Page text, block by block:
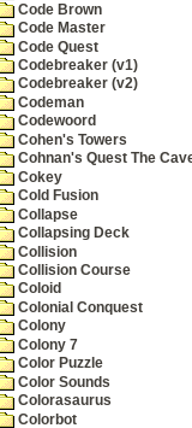
Code Brown
Code Master
Code Quest
Codebreaker (v1)
Codebreaker (v2)
Codeman
Codewoord
Cohen's Towers
Cohnan's Quest The
Cokey
Cold Fusion
Collapse
Collapsing Deck
Collision
Collision Course
Coloid
Colonial Conquest
Colony
Colony 7
Color Puzzle
Color Sounds
Colorasaurus
Colorbot